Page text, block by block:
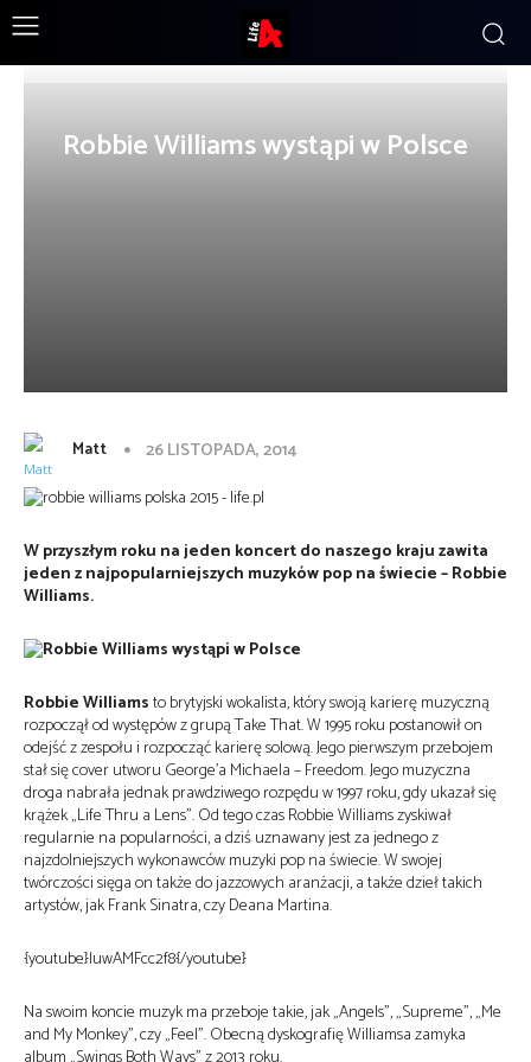
Robbie Williams wystąpi w Polsce
Matt 26 LISTOPADA, 2014
W przyszłym roku na jeden koncert do naszego kraju zawita
jeden z najpopularniejszych muzyków pop na świecie – Robbie
Williams.
Robbie Williamsto brytyjski wokalista, który swoją karierę muzyczną
rozpoczął od występów z grupą Take That. W 1995 roku postanowił on
odejść z zespołu i rozpocząć karierę solową. Jego pierwszym przebojem
stał się cover utworu George’a Michaela – Freedom. Jego muzyczna
droga nabrała jednak prawdziwego rozpędu w 1997 roku, gdy ukazał się
krążek „Life Thru a Lens”. Od tego czas Robbie Williams zyskiwał
regularnie na popularności, a dziś uznawany jest za jednego z
najzdolniejszych wykonawców muzyki pop na świecie. W swojej
twórczości sięga on także do jazzowych aranżacji, a także dzieł takich
artystów, jak Frank Sinatra, czy Deana Martina.
{youtube}luwAMFcc2f8{/youtube}
Na swoim koncie muzyk ma przeboje takie, jak „Angels”, „Supreme”, „Me
and My Monkey”, czy „Feel”. Obecną dyskografię Williamsa zamyka